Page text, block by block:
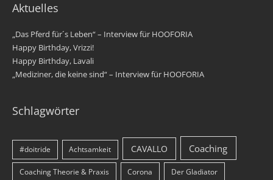
Aktuelles
„Das Pferd für´s Leben“ – Interview für HOOFORIA
Happy Birthday, Vrizzi!
Happy Birthday, Lavali
„Mediziner, die keine sind“ – Interview für HOOFORIA
Schlagwörter
#doitride Achtsamkeit CAVALLO Coaching
Coaching Theorie & Praxis Corona Der Gladiator